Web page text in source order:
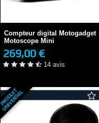
Compteur digital Motogadget
Motoscope Mini
269,00 €
Compteur digital Motogadget
269,00 €
14 avis
+ DE DÉTAILS
14 avis
P
R
O
D
U
I
T
U
N
I
V
E
R
S
E
L